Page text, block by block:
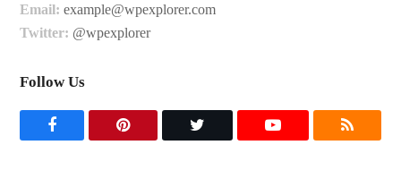
Email: example@wpexplorer.com
Twitter: @wpexplorer
Follow Us
F
P
T
Y
R